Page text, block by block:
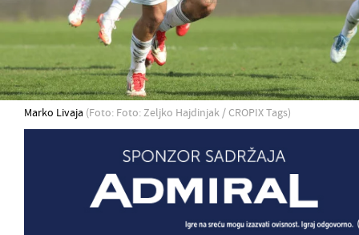
Marko Livaja (Foto: Foto: Zeljko Hajdinjak / CROPIX Tags)